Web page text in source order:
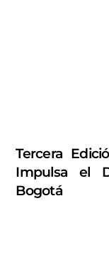
Tercera
Impulsa el
Bogotá